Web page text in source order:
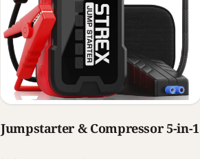
Jumpstarter & Compressor 5-in-1